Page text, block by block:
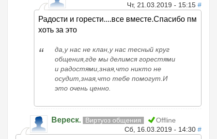
Чт, 21.03.2019 - 15:15 #
Радости и горести....все вместе.Спасибо пм
хоть за это
да,у нас не клан,у нас тесный круг
общения,где мы делимся горестями
и радостями,зная,что никто не
осудит,зная,что тебе помогут.И
это очень ценно.
Вереск. Виртуоз общения
Offline
Сб, 16.03.2019 - 14:30 #